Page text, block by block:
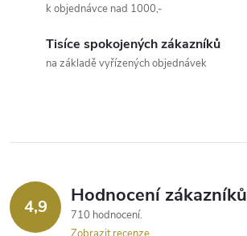
í
r
k objednávce nad 1000,-
Tisíce spokojených zákazníků
na základě vyřízených objednávek
4,9 Hodnocení zákazníků
710 hodnocení